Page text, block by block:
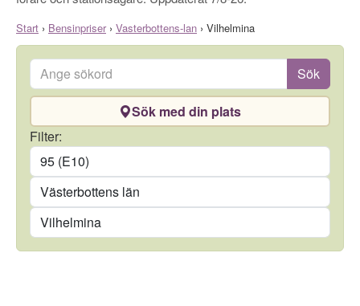
Start › Bensinpriser› Vasterbottens-lan › Vilhelmina
Ange sökord Sök
Sök med din plats
Filter:
Län
Kommun